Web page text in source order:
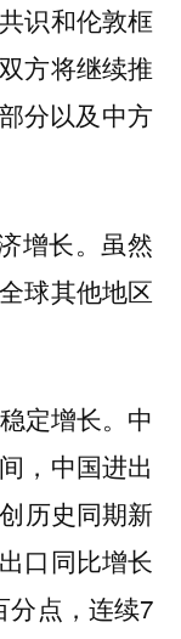
识和伦敦框
方将继续推
分以及中方
增长。虽然
球其他地区
定增长。中
，中国进出
历史同期新
口同比增长
分点，连续7